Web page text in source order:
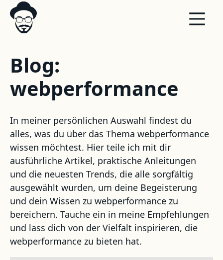
Blog:
webperformance
In meiner persönlichen Auswahl findest du
alles, was du über das Thema webperformance
wissen möchtest. Hier teile ich mit dir
ausführliche Artikel, praktische Anleitungen
und die neuesten Trends, die alle sorgfältig
ausgewählt wurden, um deine Begeisterung
und dein Wissen zu webperformance zu
bereichern. Tauche ein in meine Empfehlungen
und lass dich von der Vielfalt inspirieren, die
webperformance zu bieten hat.